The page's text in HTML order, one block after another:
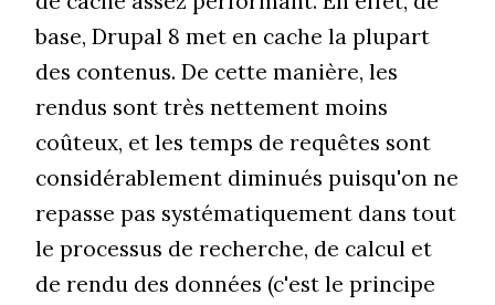
base, Drupal 8 met en cache la plupart
des contenus. De cette manière, les
rendus sont très nettement moins
coûteux, et les temps de requêtes sont
considérablement diminués puisqu'on ne
repasse pas systématiquement dans tout
le processus de recherche, de calcul et
de rendu des données (c'est le principe